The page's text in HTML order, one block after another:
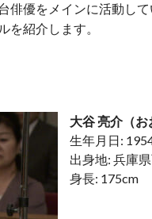
俳優をメインに活動し
を紹介します。
大谷 亮介（お
生年月日:
出身地: 兵庫
身長: 175cm